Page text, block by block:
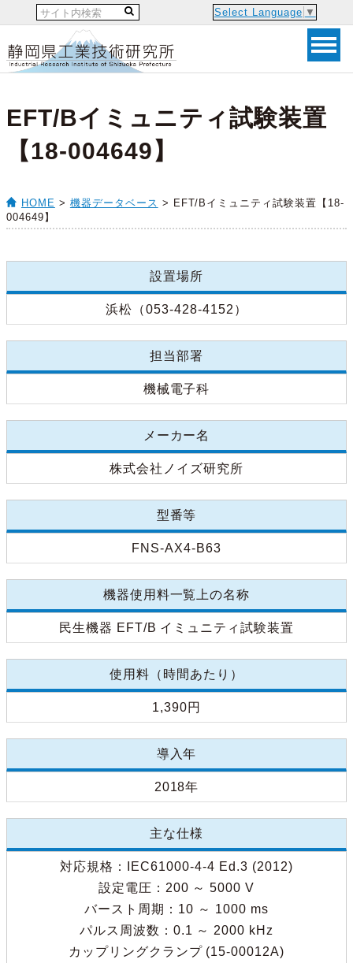
Select Language ▼
EFT/Bイミュニティ試験装置
【18-004649】
HOME > 機器データベース > EFT/Bイミュニティ試験装置【18-
004649】
設置場所
浜松（053-428-4152）
担当部署
機械電子科
メーカー名
株式会社ノイズ研究所
型番等
FNS-AX4-B63
機器使用料一覧上の名称
民生機器 EFT/B イミュニティ試験装置
使用料（時間あたり）
1,390円
導入年
2018年
主な仕様
対応規格：IEC61000-4-4 Ed.3 (2012)
設定電圧：200 ～ 5000 V
バースト周期：10 ～ 1000 ms
パルス周波数：0.1 ～ 2000 kHz
カップリングクランプ (15-00012A)